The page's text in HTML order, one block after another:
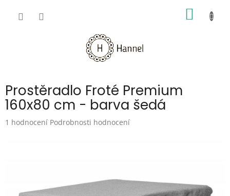
Prostěradlo Froté Premium
160x80 cm - barva šedá
Průměrné
hvězdiček.
1 hodnocení Podrobnosti hodnocení